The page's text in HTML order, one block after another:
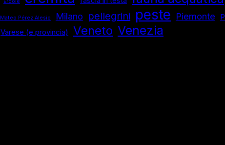
Mateo Pérez Alesio Milano pellegrini peste Piemonte
Varese (e provincia) Veneto Venezia